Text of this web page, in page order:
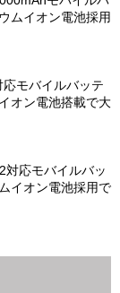
ムイオン電池採用
モバイルバッテ
オン電池搭載で大
対応モバイルバッ
イオン電池採用で